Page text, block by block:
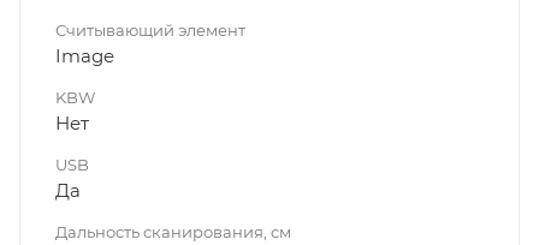
Считывающий элемент
Image
KBW
Нет
USB
Да
Дальность сканирования, см